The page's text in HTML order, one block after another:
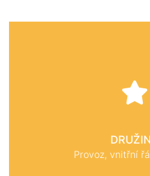
Provoz, vnitřní